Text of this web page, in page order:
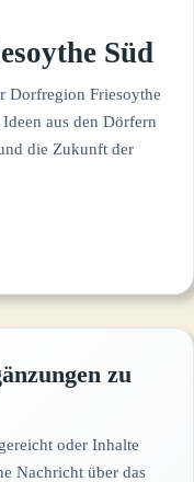
Süd
Dorfregion Friesoythe
aus den Dörfern
die Zukunft der
zu
oder Inhalte
Nachricht über das